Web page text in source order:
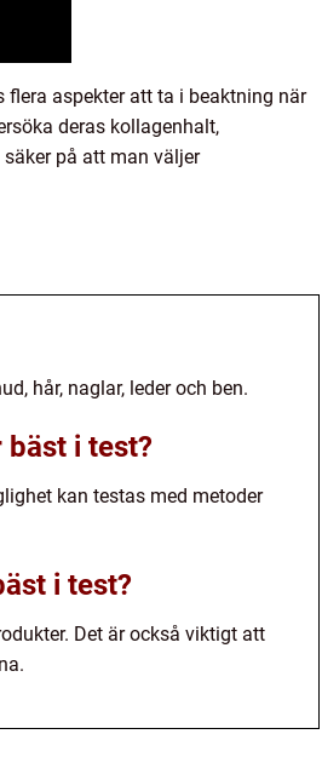
aspekter att ta i beaktning när
deras kollagenhalt,
på att man väljer
hår, naglar, leder och ben.
i test?
kan testas med metoder
i test?
Det är också viktigt att